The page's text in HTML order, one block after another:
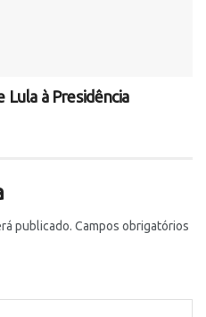
Lula à Presidência
publicado. Campos obrigatórios